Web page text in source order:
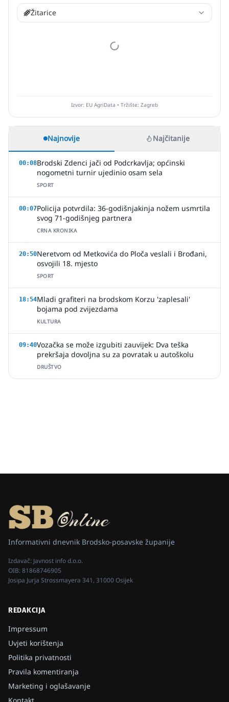
Žitarice
Izvor: EU AgriData • Tržište: Zagreb
Najnovije Najčitanije
00:08Brodski Zdenci jači od Podcrkavlja; općinski
nogometni turnir ujedinio osam sela
SPORT
00:07Policija potvrdila: 36-godišnjakinja nožem usmrtila
svog 71-godišnjeg partnera
CRNA KRONIKA
20:50Neretvom od Metkovića do Ploča veslali i Brođani,
osvojili 18. mjesto
SPORT
18:54Mladi grafiteri na brodskom Korzu 'zaplesali'
bojama pod zvijezdama
KULTURA
09:40Vozačka se može izgubiti zauvijek: Dva teška
prekršaja dovoljna su za povratak u autoškolu
DRUŠTVO
Informativni dnevnik Brodsko-posavske županije
Izdavač: Javnost info d.o.o.
OIB:81868746905
Josipa Jurja Strossmayera 341, 31000 Osijek
REDAKCIJA
Impressum
Uvjeti korištenja
Politika privatnosti
Pravila komentiranja
Marketing i oglašavanje